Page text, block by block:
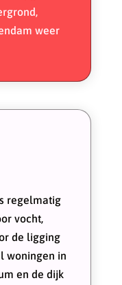
weer
regelmatig
vocht,
de ligging
woningen in
en de dijk